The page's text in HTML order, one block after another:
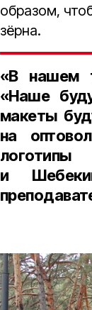
образом,
зёрна.
«В нашем
«Наше
макеты
на
логотипы
и